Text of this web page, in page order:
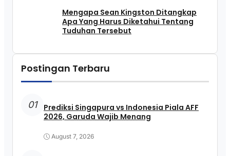
Mengapa Sean Kingston Ditangkap
Apa Yang Harus Diketahui Tentang
Tuduhan Tersebut
Postingan Terbaru
01
Prediksi Singapura vs Indonesia Piala AFF
2026, Garuda Wajib Menang
August 7, 2026